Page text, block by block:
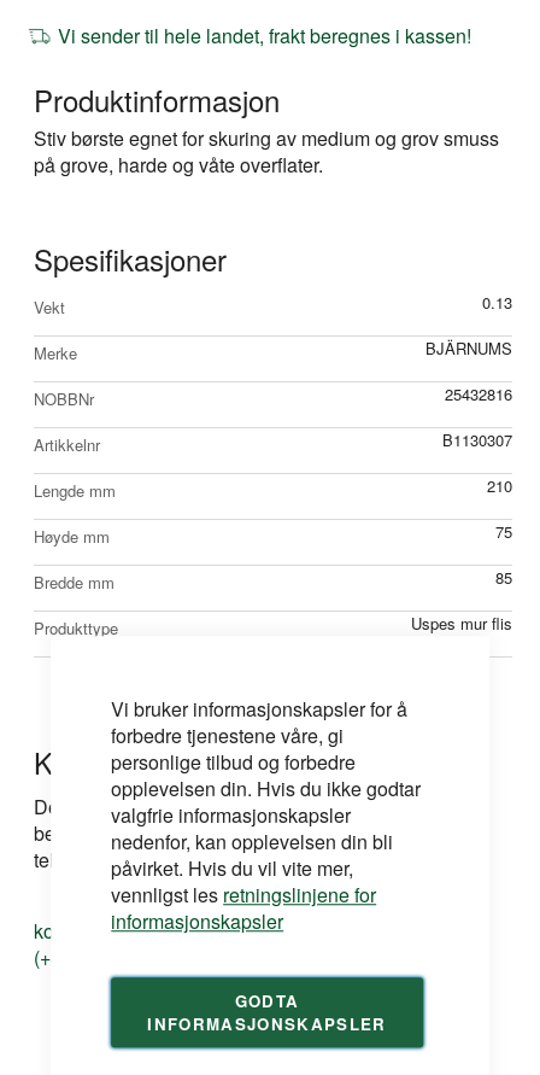
Vi bruker informasjonskapsler for å
forbedre tjenestene våre, gi
personlige tilbud og forbedre
opplevelsen din. Hvis du ikke godtar
valgfrie informasjonskapsler
nedenfor, kan opplevelsen din bli
påvirket. Hvis du vil vite mer,
vennligst les retningslinjene for
informasjonskapsler
GODTA
INFORMASJONSKAPSLER
Vi sender til hele landet, frakt beregnes i kassen!
Produktinformasjon
Stiv børste egnet for skuring av medium og grov smuss
på grove, harde og våte overflater.
Spesifikasjoner
Mer
informasjon
Vekt 0.13
Merke BJÄRNUMS
NOBBNr 25432816
Artikkelnr B1130307
Lengde mm 210
Høyde mm 75
Bredde mm 85
Produkttype Uspes mur flis
Kontakt oss
Dersom du har spørsmål om produkt, løsning eller
bestilling kan du ta kontakt med oss på e-post eller
telefon:
kontakt@duri.no
(+47) 24 13 13 50